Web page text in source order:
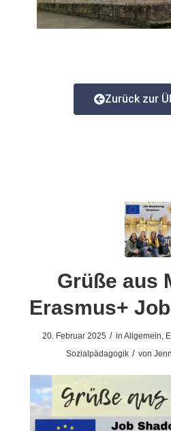
Zurück zur
Grüße aus
Erasmus+
20. Februar 2025 / in Allgemein,
Sozialpädagogik / von